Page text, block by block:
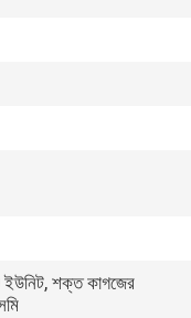
শক্ত কাগজের